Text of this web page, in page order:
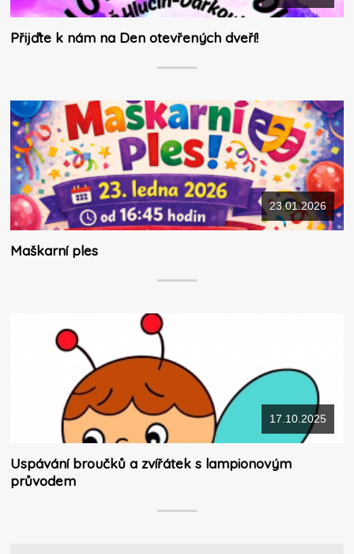
Přijďte k nám na Den otevřených dveří!
23.01.2026
Maškarní ples
17.10.2025
Uspávání broučků a zvířátek s lampionovým
průvodem